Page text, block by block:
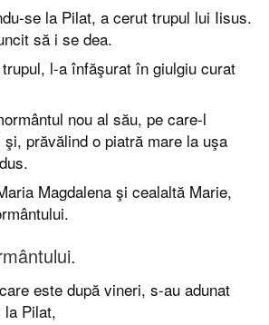
se la Pilat, a cerut trupul lui Iisus.
să i se dea.
l-a înfăşurat în giulgiu curat
nou al său, pe care-l
prăvălind o piatră mare la uşa
Magdalena şi cealaltă Marie,
este după vineri, s-au adunat
Pilat,